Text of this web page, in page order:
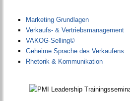
Marketing Grundlagen
Verkaufs- & Vertriebsmanagement
VAKOG-Selling©
Geheime Sprache des Verkaufens
Rhetorik & Kommunikation